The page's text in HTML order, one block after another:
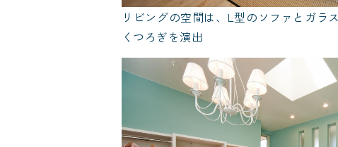
リビングの空間は、L型のソファとガラ
くつろぎを演出